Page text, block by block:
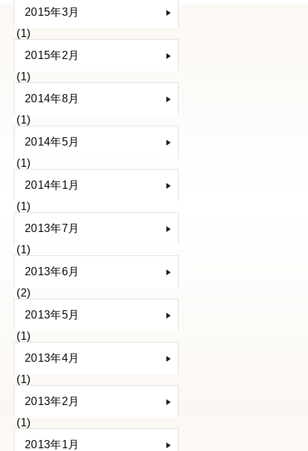
2015年3月
(1)
2015年2月
(1)
2014年8月
(1)
2014年5月
(1)
2014年1月
(1)
2013年7月
(1)
2013年6月
(2)
2013年5月
(1)
2013年4月
(1)
2013年2月
(1)
2013年1月